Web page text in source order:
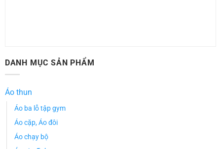
DANH MỤC SẢN PHẨM
Áo thun
Áo ba lỗ tập gym
Áo cặp, Áo đôi
Áo chạy bộ